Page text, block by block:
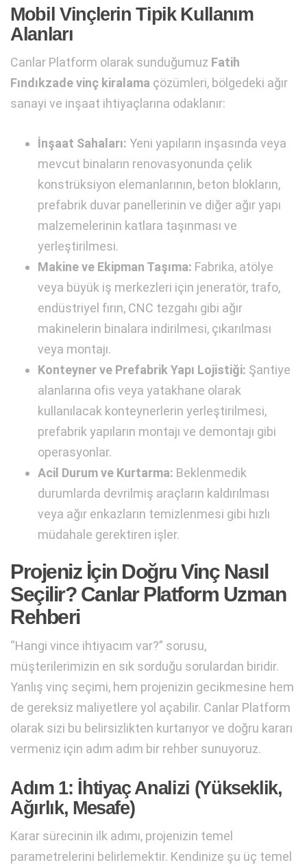
Mobil Vinçlerin Tipik Kullanım
Alanları
Canlar Platform olarak sunduğumuz Fatih
Fındıkzade vinç kiralama çözümleri, bölgedeki ağır
sanayi ve inşaat ihtiyaçlarına odaklanır:
İnşaat Sahaları: Yeni yapıların inşasında veya
mevcut binaların renovasyonunda çelik
konstrüksiyon elemanlarının, beton blokların,
prefabrik duvar panellerinin ve diğer ağır yapı
malzemelerinin katlara taşınması ve
yerleştirilmesi.
Makine ve Ekipman Taşıma: Fabrika, atölye
veya büyük iş merkezleri için jeneratör, trafo,
endüstriyel fırın, CNC tezgahı gibi ağır
makinelerin binalara indirilmesi, çıkarılması
veya montajı.
Konteyner ve Prefabrik Yapı Lojistiği: Şantiye
alanlarına ofis veya yatakhane olarak
kullanılacak konteynerlerin yerleştirilmesi,
prefabrik yapıların montajı ve demontajı gibi
operasyonlar.
Acil Durum ve Kurtarma: Beklenmedik
durumlarda devrilmiş araçların kaldırılması
veya ağır enkazların temizlenmesi gibi hızlı
müdahale gerektiren işler.
Projeniz İçin Doğru Vinç Nasıl
Seçilir? Canlar Platform Uzman
Rehberi
“Hangi vince ihtiyacım var?” sorusu,
müşterilerimizin en sık sorduğu sorulardan biridir.
Yanlış vinç seçimi, hem projenizin gecikmesine hem
de gereksiz maliyetlere yol açabilir. Canlar Platform
olarak sizi bu belirsizlikten kurtarıyor ve doğru kararı
vermeniz için adım adım bir rehber sunuyoruz.
Adım 1: İhtiyaç Analizi (Yükseklik,
Ağırlık, Mesafe)
Karar sürecinin ilk adımı, projenizin temel
parametrelerini belirlemektir. Kendinize şu üç temel